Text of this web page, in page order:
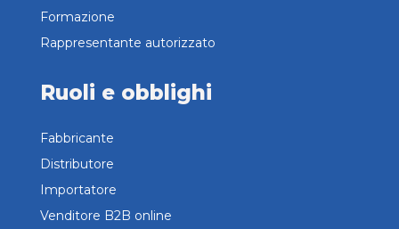
Formazione
Rappresentante autorizzato
Ruoli e obblighi
Fabbricante
Distributore
Importatore
Venditore B2B online